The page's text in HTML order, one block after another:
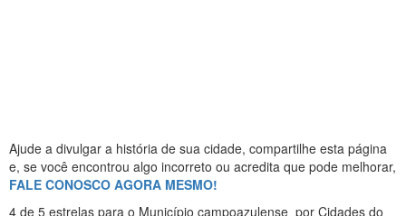
Ajude a divulgar a história de sua cidade, compartilhe esta página
e, se você encontrou algo incorreto ou acredita que pode melhorar,
FALE CONOSCO AGORA MESMO!
4 de 5 estrelas para o Município campoazulense por Cidades do